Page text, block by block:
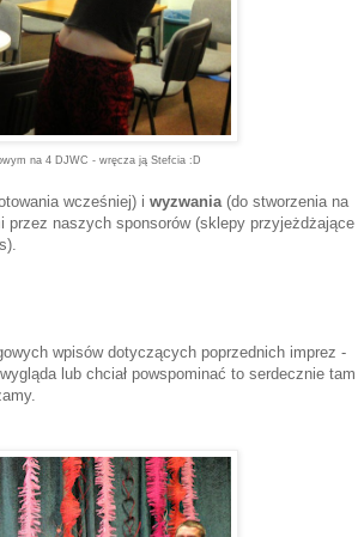
na 4 DJWC - wręcza ją Stefcia :D
wcześniej) i wyzwania(do stworzenia na
naszych sponsorów (sklepy przyjeżdżające
wpisów dotyczących poprzednich imprez -
lub chciał powspominać to serdecznie tam